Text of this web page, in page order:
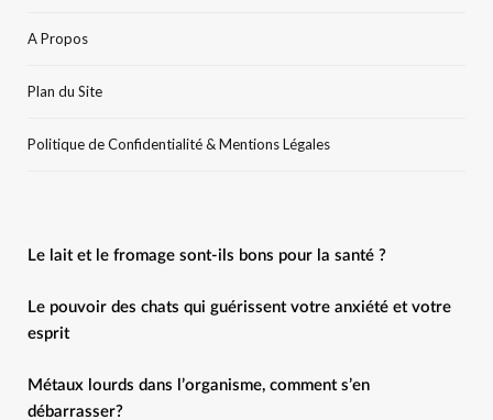
A Propos
Plan du Site
Politique de Confidentialité & Mentions Légales
Le lait et le fromage sont-ils bons pour la santé ?
Le pouvoir des chats qui guérissent votre anxiété et votre
esprit
Métaux lourds dans l’organisme, comment s’en
débarrasser?